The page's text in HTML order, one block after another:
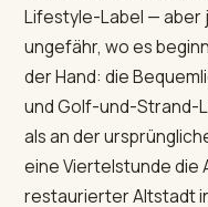
Lifestyle-Label — aber
ungefähr, wo es
der Hand: die
und Golf-und-Strand-
als an der
eine Viertelstunde die
restaurierter Altstadt